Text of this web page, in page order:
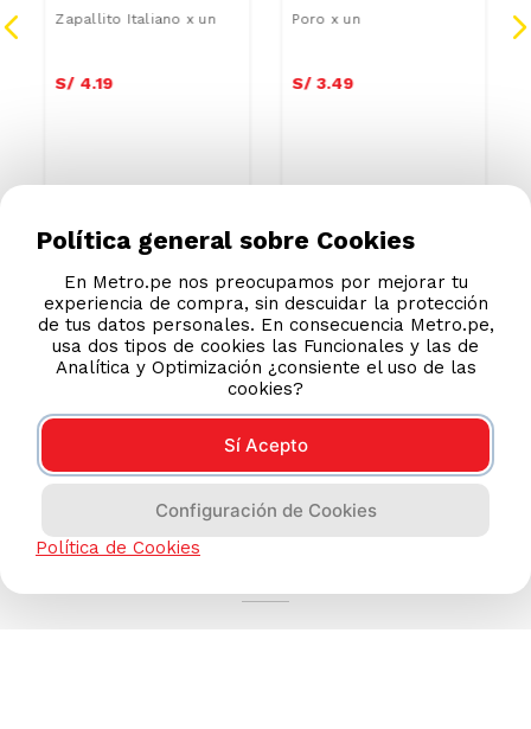
Zapallito Italiano x un
S/ 4.19
Poro x un
S/ 3.49
Política general sobre Cookies
En Metro.pe nos preocupamos por mejorar tu
experiencia de compra, sin descuidar la protección
de tus datos personales. En consecuencia Metro.pe,
usa dos tipos de cookies las Funcionales y las de
Analítica y Optimización ¿consiente el uso de las
cookies?
Sí Acepto
Configuración de Cookies
Política de Cookies